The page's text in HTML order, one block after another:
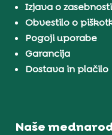
Izjava o zasebnosti
Obvestilo o
Pogoji uporabe
Garancija
Dostava in plačilo
Naše